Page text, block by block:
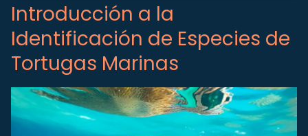
Introducción a la
Identificación de Especies de
Tortugas Marinas